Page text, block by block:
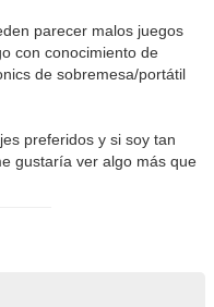
parecer malos juegos
con conocimiento de
de sobremesa/portátil
preferidos y si soy tan
gustaría ver algo más que